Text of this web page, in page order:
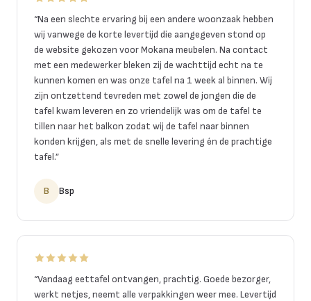
“Na een slechte ervaring bij een andere woonzaak hebben
wij vanwege de korte levertijd die aangegeven stond op
de website gekozen voor Mokana meubelen. Na contact
met een medewerker bleken zij de wachttijd echt na te
kunnen komen en was onze tafel na 1 week al binnen. Wij
zijn ontzettend tevreden met zowel de jongen die de
tafel kwam leveren en zo vriendelijk was om de tafel te
tillen naar het balkon zodat wij de tafel naar binnen
konden krijgen, als met de snelle levering én de prachtige
tafel.”
B Bsp
“Vandaag eettafel ontvangen, prachtig. Goede bezorger,
werkt netjes, neemt alle verpakkingen weer mee. Levertijd